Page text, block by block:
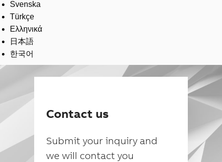
Svenska
Türkçe
Ελληνικά
日本語
한국어
Contact us
Submit your inquiry and
we will contact you